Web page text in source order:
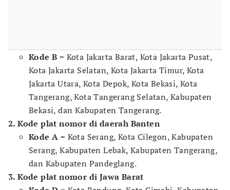
Kode B = Kota Jakarta Barat, Kota Jakarta Pusat,
Kota Jakarta Selatan, Kota Jakarta Timur, Kota
Jakarta Utara, Kota Depok, Kota Bekasi, Kota
Tangerang, Kota Tangerang Selatan, Kabupaten
Bekasi, dan Kabupaten Tangerang.
2. Kode plat nomor di daerah Banten
Kode A = Kota Serang, Kota Cilegon, Kabupaten
Serang, Kabupaten Lebak, Kabupaten Tangerang,
dan Kabupaten Pandeglang.
3. Kode plat nomor di Jawa Barat